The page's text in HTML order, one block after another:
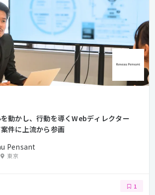
を動かし、行動を導くWebディレクター
案件に上流から参画
Pensant
東京
1